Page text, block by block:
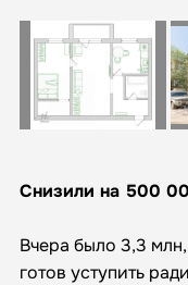
Снизили на 500
Вчера было 3,3
готов уступить